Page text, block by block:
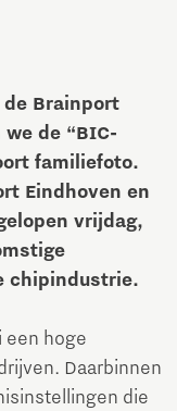
Brainport
de “BIC-
familiefoto.
Eindhoven en
vrijdag,
chipindustrie.
een hoge
Daarbinnen
die